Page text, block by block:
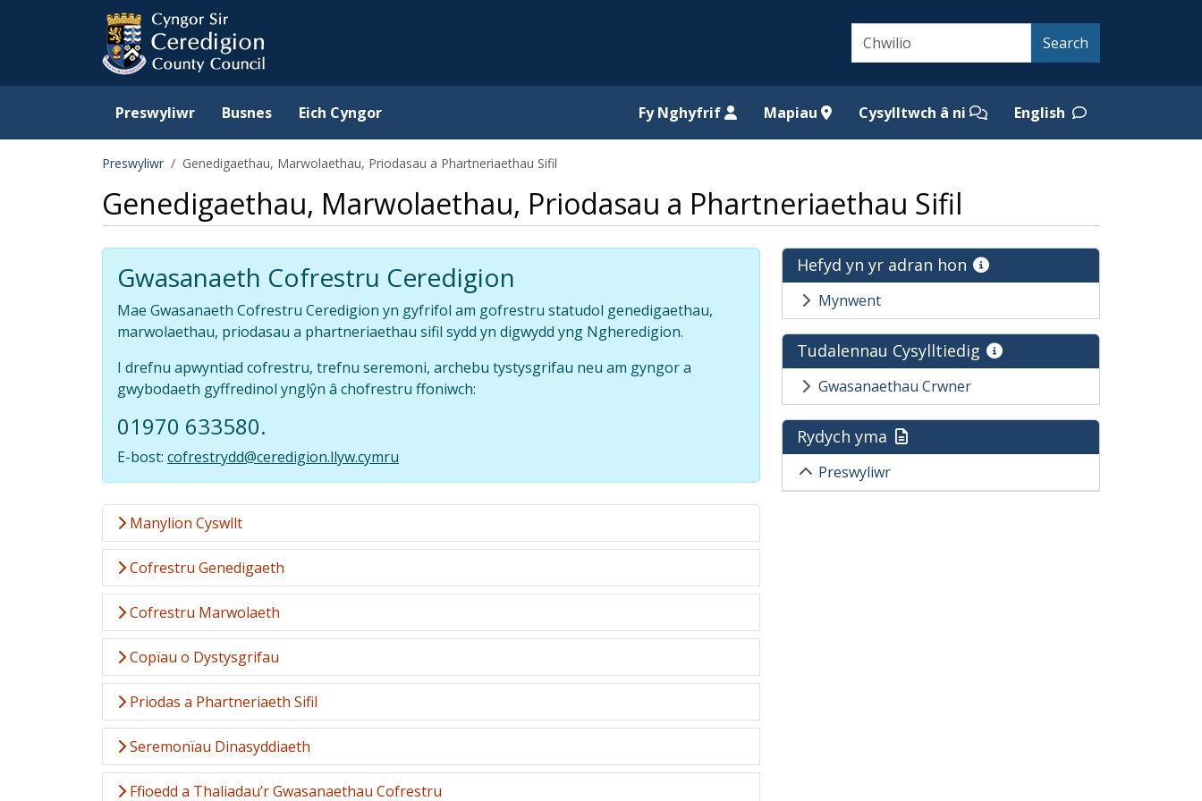
Skip to main content
Ceredigion County Council website Search Search
Preswyliwr Busnes Eich Cyngor Fy Nghyfrif Mapiau Cysylltwch â ni English
Preswyliwr Genedigaethau, Marwolaethau, Priodasau a Phartneriaethau Sifil
Genedigaethau, Marwolaethau, Priodasau a Phartneriaethau Sifil
Gwasanaeth Cofrestru Ceredigion
Mae Gwasanaeth Cofrestru Ceredigion yn gyfrifol am gofrestru statudol genedigaethau,
marwolaethau, priodasau a phartneriaethau sifil sydd yn digwydd yng Ngheredigion.
I drefnu apwyntiad cofrestru, trefnu seremoni, archebu tystysgrifau neu am gyngor a
gwybodaeth gyffredinol ynglŷn â chofrestru ffoniwch:
01970 633580.
E-bost: cofrestrydd@ceredigion.llyw.cymru
Manylion Cyswllt
Cofrestru Genedigaeth
Cofrestru Marwolaeth
Copïau o Dystysgrifau
Priodas a Phartneriaeth Sifil
Seremonïau Dinasyddiaeth
Ffioedd a Thaliadau’r Gwasanaethau Cofrestru
Hefyd yn yr adran hon
Mynwent
Tudalennau Cysylltiedig
Gwasanaethau Crwner
Rydych yma
Preswyliwr